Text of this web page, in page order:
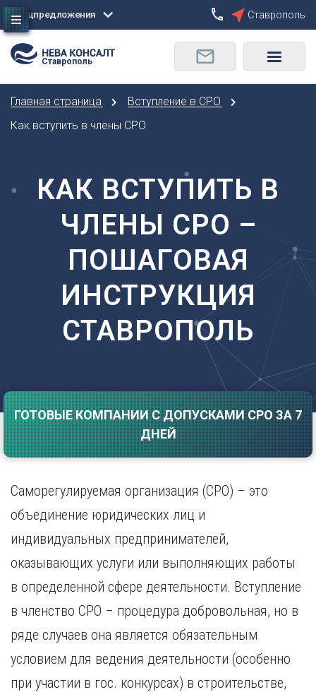
Сбросить
Москва
Санкт-Петербург
Б
Барнаул
Белгород
Брянск
Владивосток
Владикавказ
Волгоград
Екатеринбург
И
Иваново
Ижевск
К
Казань
Калининград
Кемерово
Киров
Краснодар
Курган
Курск
Л
О
Орел
Пермь
Р
Ростов-на-Дону
Рязань
С
Самара
Саранск
Саратов
Севастополь
Симферополь
Смоленск
Сочи
Ставрополь
Т
Тамбов
Тольятти
Томск
Тюмень
У
Улан-Удэ
Ульяновск
Хабаровск
Спецпредложения Ставрополь
Ставрополь
Главная страница
Вступление в СРО
Как вступить в члены СРО
КАК ВСТУПИТЬ В
ЧЛЕНЫ СРО –
ПОШАГОВАЯ
ИНСТРУКЦИЯ
СТАВРОПОЛЬ
ГОТОВЫЕ КОМПАНИИ С ДОПУСКАМИ СРО ЗА 7
ДНЕЙ
Саморегулируемая организация (СРО) – это
объединение юридических лиц и
индивидуальных предпринимателей,
оказывающих услуги или выполняющих работы
в определенной сфере деятельности. Вступление
в членство СРО – процедура добровольная, но в
ряде случаев она является обязательным
условием для ведения деятельности (особенно
при участии в гос. конкурсах) в строительстве,